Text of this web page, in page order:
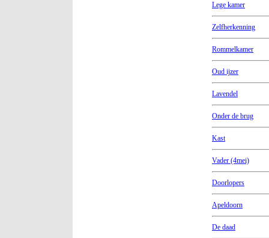
Lege kamer
Zelfherkenning
Rommelkamer
Oud ijzer
Lavendel
Onder de brug
Kast
Vader (4mei)
Doorlopers
Apeldoorn
De daad